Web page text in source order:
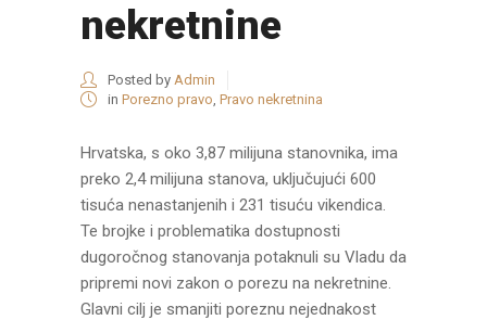
nekretnine
Posted by Admin
in Porezno pravo, Pravo nekretnina
Hrvatska, s oko 3,87 milijuna stanovnika, ima
preko 2,4 milijuna stanova, uključujući 600
tisuća nenastanjenih i 231 tisuću vikendica.
Te brojke i problematika dostupnosti
dugoročnog stanovanja potaknuli su Vladu da
pripremi novi zakon o porezu na nekretnine.
Glavni cilj je smanjiti poreznu nejednakost